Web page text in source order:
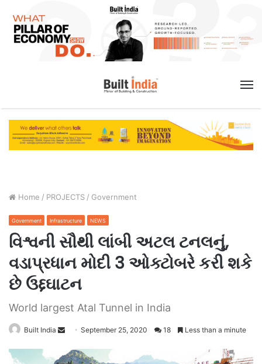
Home / PROJECTS / Government
Government Infrastructure NEWS
વિશ્વની સૌથી લાંબી અટલ ટનલનું,
વડાપ્રધાન મોદી 3 ઓક્ટોબરે કરી શકે
છે ઉદ્દઘાટન
World largest Atal Tunnel in India
Built India
Send
email
September 25, 2020 18 Less than a minute